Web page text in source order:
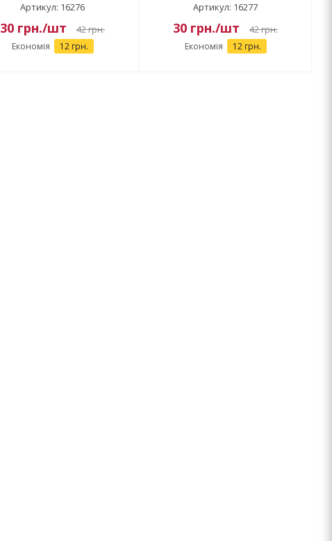
Артикул: 16276
30 грн./шт 42грн.
Економія 12 грн.
Артикул: 16277
30 грн./шт 42грн.
Економія 12 грн.